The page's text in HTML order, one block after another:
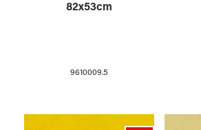
82x53cm
9610009.5